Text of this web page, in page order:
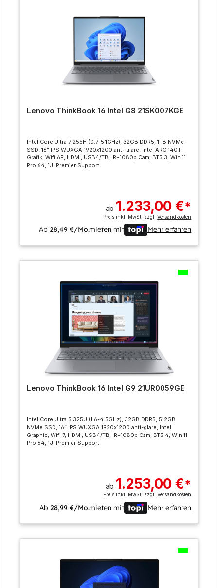
Lenovo ThinkBook 16 Intel G8 21SK007KGE
Intel Core Ultra 7 255H (0.7-5.1GHz), 32GB DDR5, 1TB NVMe
SSD, 16” IPS WUXGA 1920x1200 anti-glare, Intel ARC 140T
Grafik, Wifi 6E, HDMI, USB4/TB, IR+1080p Cam, BT5.3, Win 11
Pro 64, 1J. Premier Support
ab 1.233,00 €*
Preis inkl. MwSt. zzgl.Versandkosten
Ab28,49 €/Mo.mieten mit Mehr erfahren
Lenovo ThinkBook 16 Intel G9 21UR0059GE
Intel Core Ultra 5 325U (1.6-4.5GHz), 32GB DDR5, 512GB
NVMe SSD, 16” IPS WUXGA 1920x1200 anti-glare, Intel
Graphic, Wifi 7, HDMI, USB4/TB, IR+1080p Cam, BT5.4, Win 11
Pro 64, 1J. Premier Support
ab 1.253,00 €*
Preis inkl. MwSt. zzgl.Versandkosten
Ab28,99 €/Mo.mieten mit Mehr erfahren